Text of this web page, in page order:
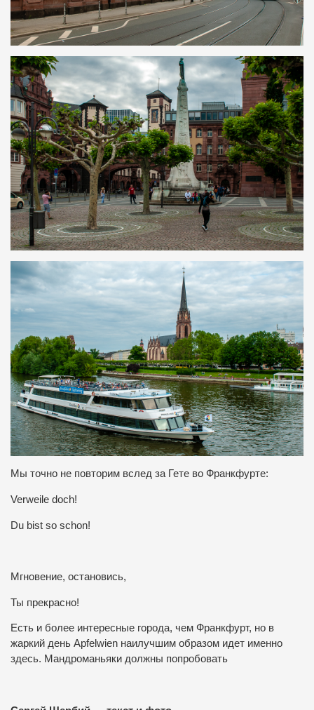
Мы точно не повторим вслед за Гете во Франкфурте:
Verweile doch!
Du bist so schon!
Мгновение, остановись,
Ты прекрасно!
Есть и более интересные города, чем Франкфурт, но в
жаркий день Apfelwien наилучшим образом идет именно
здесь. Мандроманьяки должны попробовать